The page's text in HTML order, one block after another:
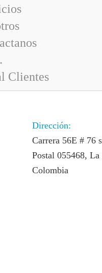
Clientes
Dirección:
Carrera 56E # 76
Postal 055468,
Colombia